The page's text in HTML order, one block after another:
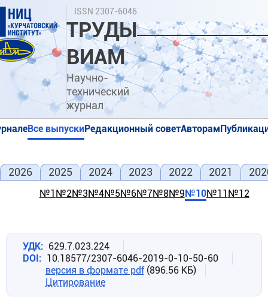
Перейти
основному
содержанию
ISSN 2307-6046
ТРУДЫ
ВИАМ
Научно-
технический
журнал
Поиск
Все выпускиРедакционный советАвторам
2026 2025 2024 2023 2022 2021
№1 №2№3№4№5№6№7№8№9№10№11 №12
УДК
629.7.023.224
DOI
10.18577/2307-6046-2019-0-10-50-60
версия в формате pdf (896.56 КБ)
Цитирование